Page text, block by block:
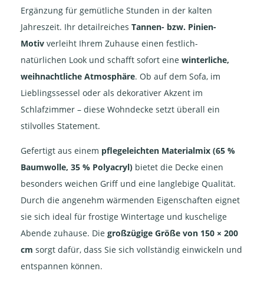
Ergänzung für gemütliche Stunden in der kalten
Jahreszeit. Ihr detailreiches Tannen- bzw. Pinien-
Motiv verleiht Ihrem Zuhause einen festlich-
natürlichen Look und schafft sofort eine winterliche,
weihnachtliche Atmosphäre. Ob auf dem Sofa, im
Lieblingssessel oder als dekorativer Akzent im
Schlafzimmer – diese Wohndecke setzt überall ein
stilvolles Statement.
Gefertigt aus einem pflegeleichten Materialmix (65 %
Baumwolle, 35 % Polyacryl) bietet die Decke einen
besonders weichen Griff und eine langlebige Qualität.
Durch die angenehm wärmenden Eigenschaften eignet
sie sich ideal für frostige Wintertage und kuschelige
Abende zuhause. Die großzügige Größe von 150 × 200
cm sorgt dafür, dass Sie sich vollständig einwickeln und
entspannen können.